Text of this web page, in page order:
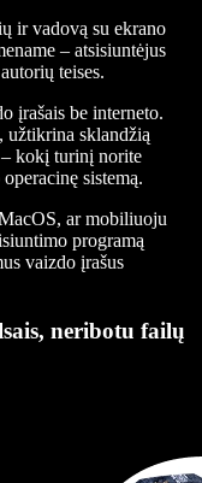
ir vadovą su ekrano
– atsisiuntėjus
teises.
įrašais be interneto.
užtikrina sklandžią
kokį turinį norite
sistemą.
ar mobiliuoju
programą
vaizdo įrašus
neribotu failų